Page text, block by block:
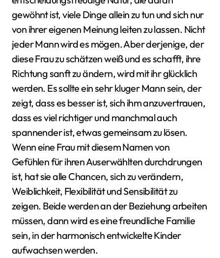
gewöhnt ist, viele Dinge allein zu tun und sich nur
von ihrer eigenen Meinung leiten zu lassen. Nicht
jeder Mann wird es mögen. Aber derjenige, der
diese Frau zu schätzen weiß und es schafft, ihre
Richtung sanft zu ändern, wird mit ihr glücklich
werden. Es sollte ein sehr kluger Mann sein, der
zeigt, dass es besser ist, sich ihm anzuvertrauen,
dass es viel richtiger und manchmal auch
spannender ist, etwas gemeinsam zu lösen.
Wenn eine Frau mit diesem Namen von
Gefühlen für ihren Auserwählten durchdrungen
ist, hat sie alle Chancen, sich zu verändern,
Weiblichkeit, Flexibilität und Sensibilität zu
zeigen. Beide werden an der Beziehung arbeiten
müssen, dann wird es eine freundliche Familie
sein, in der harmonisch entwickelte Kinder
aufwachsen werden.